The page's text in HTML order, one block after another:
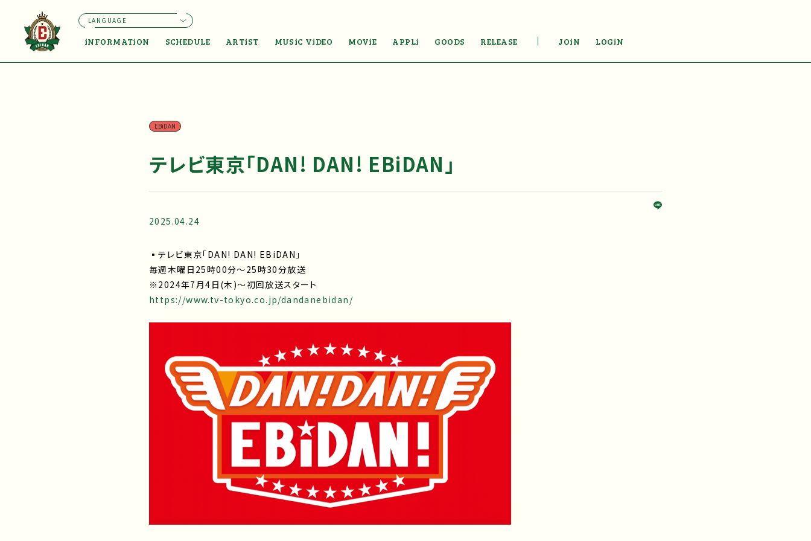
iNFORMATiON SCHEDULE ARTiST MUSiC ViDEO MOViE APPLi GOODS RELEASE JOiN LOGiN
LANGUAGE
EBiDAN
テレビ東京「DAN! DAN! EBiDAN」
2025.04.24
▪テレビ東京「DAN! DAN! EBiDAN」
毎週木曜日25時00分～25時30分放送
※2024年7月4日(木)～初回放送スタート
https://www.tv-tokyo.co.jp/dandanebidan/